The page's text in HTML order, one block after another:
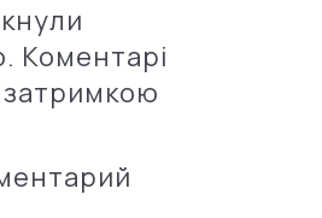
Коментарі
затримкою